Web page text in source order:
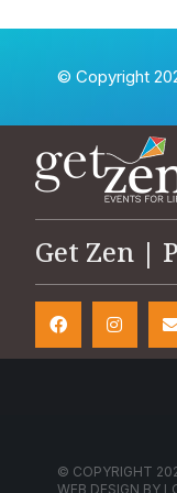
© Copyright
Get Zen |
© COPYRIGHT
WEB DESIGN BY